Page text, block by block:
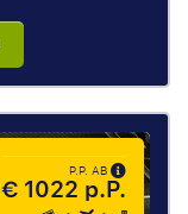
P.P. AB
€ 1022 p.P.